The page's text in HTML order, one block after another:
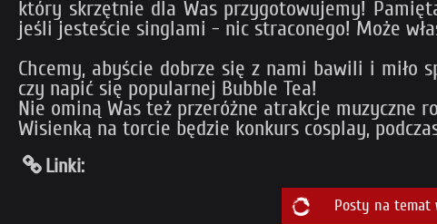
który skrzętnie dla Was przygotowujemy!
jeśli jesteście singlami - nic straconego! Może
Chcemy, abyście dobrze się z nami bawili i miło
czy napić się popularnej Bubble Tea!
Nie ominą Was też przeróżne atrakcje muzyczne
Wisienką na torcie będzie konkurs cosplay,
Linki:
Posty na temat